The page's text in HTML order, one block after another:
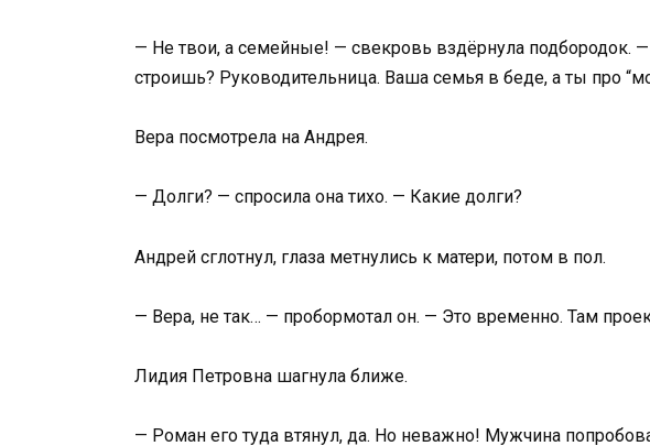
— Не твои, а семейные! — свекровь вздёрнула подбородок.
строишь? Руководительница. Ваша семья в беде, а ты про
Вера посмотрела на Андрея.
— Долги? — спросила она тихо. — Какие долги?
Андрей сглотнул, глаза метнулись к матери, потом в пол.
— Вера, не так… — пробормотал он. — Это временно. Там
Лидия Петровна шагнула ближе.
— Роман его туда втянул, да. Но неважно! Мужчина